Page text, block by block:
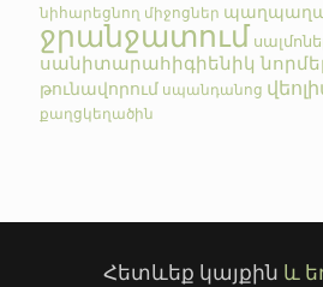
նիհարեցնող միջոցներ
ջրանջատում
սանիտարահիգիենիկ
թունավորում սպանդանոց
քաղցկեղածին
Հետևեք կայքին և